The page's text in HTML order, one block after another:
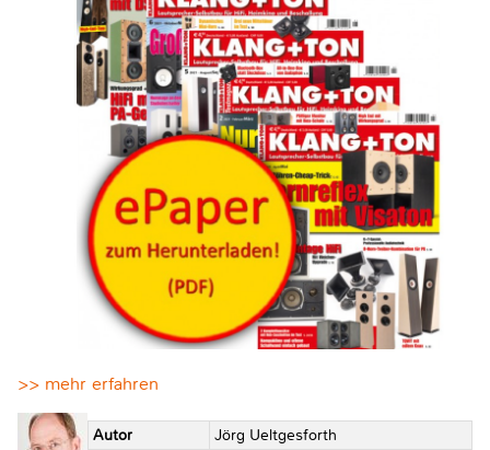
>> mehr erfahren
Autor
Jörg Ueltgesforth